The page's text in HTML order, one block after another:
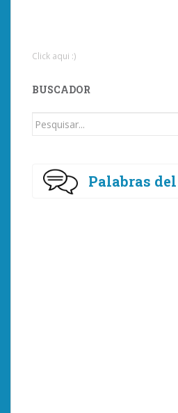
Click aqui :)
BUSCADOR
Procurar
Palabras